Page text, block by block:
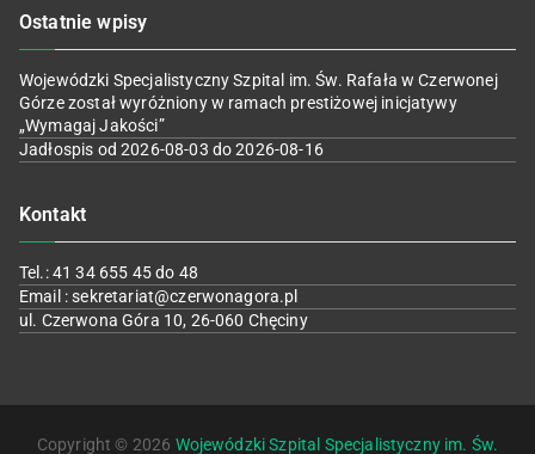
Ostatnie wpisy
Wojewódzki Specjalistyczny Szpital im. Św. Rafała w Czerwonej
Górze został wyróżniony w ramach prestiżowej inicjatywy
„Wymagaj Jakości”
Jadłospis od 2026-08-03 do 2026-08-16
Kontakt
Tel.: 41 34 655 45 do 48
Email : sekretariat@czerwonagora.pl
ul. Czerwona Góra 10, 26-060 Chęciny
Copyright © 2026 Wojewódzki Szpital Specjalistyczny im. Św.